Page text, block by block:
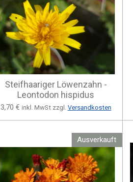
Steifhaariger Löwenzahn -
Leontodon hispidus
3,70 € inkl. MwSt zzgl. Versandkosten
Ausverkauft